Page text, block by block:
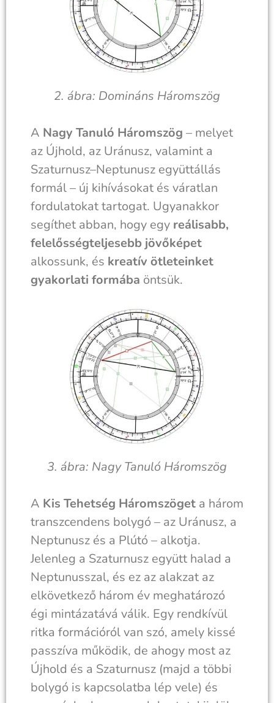
2. ábra: Domináns Háromszög
A Nagy Tanuló Háromszög – melyet
az Újhold, az Uránusz, valamint a
Szaturnusz–Neptunusz együttállás
formál – új kihívásokat és váratlan
fordulatokat tartogat. Ugyanakkor
segíthet abban, hogy egy reálisabb,
felelősségteljesebb jövőképet
alkossunk, és kreatív ötleteinket
gyakorlati formába öntsük.
3. ábra: Nagy Tanuló Háromszög
A Kis Tehetség Háromszöget a három
transzcendens bolygó – az Uránusz, a
Neptunusz és a Plútó – alkotja.
Jelenleg a Szaturnusz együtt halad a
Neptunusszal, és ez az alakzat az
elkövetkező három év meghatározó
égi mintázatává válik. Egy rendkívül
ritka formációról van szó, amely kissé
passzíva működik, de ahogy most az
Újhold és a Szaturnusz (majd a többi
bolygó is kapcsolatba lép vele) és